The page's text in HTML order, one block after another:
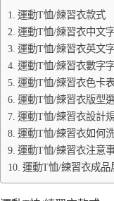
運動T恤/練習衣款式
運動T恤/練習衣中文
運動T恤/練習衣英文
運動T恤/練習衣數字
運動T恤/練習衣色卡
運動T恤/練習衣版型
運動T恤/練習衣設計
運動T恤/練習衣如何
運動T恤/練習衣注意
運動T恤/練習衣成品